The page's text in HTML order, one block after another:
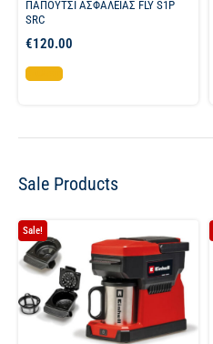
ΠΑΠΟΥΤΣΙ ΑΣΦΑΛΕΙΑΣ FLY S1P
SRC
€120.00
Επιλογή
Sale Products
Sale!